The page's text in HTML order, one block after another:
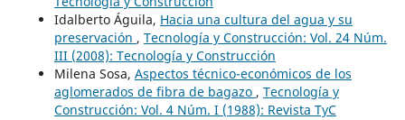
Idalberto Águila, Hacia una cultura del agua y su
preservación , Tecnología y Construcción: Vol. 24 Núm.
III (2008): Tecnología y Construcción
Milena Sosa, Aspectos técnico-económicos de los
aglomerados de fibra de bagazo , Tecnología y
Construcción: Vol. 4 Núm. I (1988): Revista TyC